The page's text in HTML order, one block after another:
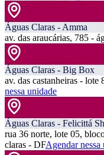
Águas Claras - Amma
av. das araucárias, 785 -
Águas Claras - Big Box
av. das castanheiras -
nessa unidade
Águas Claras - Felicittá
rua 36 norte, lote 05,
claras - DFAgendar nessa